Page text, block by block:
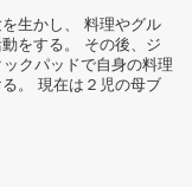
生かし、 料理やグル
をする。 その後、ジ
クパッドで自身の料理
。 現在は２児の母ブ